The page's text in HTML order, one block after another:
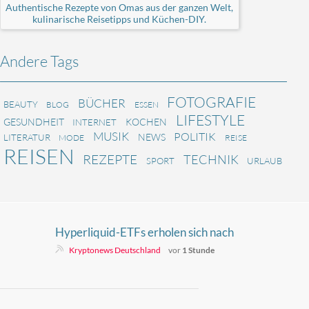
Authentische Rezepte von Omas aus der ganzen Welt,
kulinarische Reisetipps und Küchen-DIY.
Andere Tags
BEAUTY BLOG BÜCHER ESSEN FOTOGRAFIE
GESUNDHEIT INTERNET KOCHEN LIFESTYLE
LITERATUR MODE MUSIK NEWS POLITIK REISE
REISEN REZEPTE SPORT TECHNIK URLAUB
Hyperliquid-ETFs erholen sich nach
30 Millionen Dollar Verlust in drei
Kryptonews Deutschland vor 1 Stunde